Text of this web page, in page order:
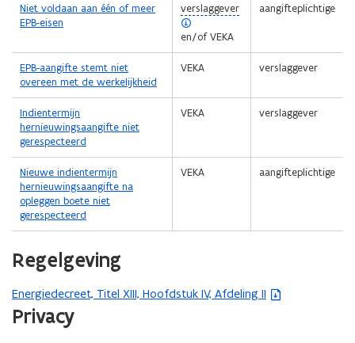
t
)
Niet voldaan aan één of meer
EPB-eisen
verslaggever
(
o
p
e
n
f
en/of VEKA
aangifteplichtige
EPB-aangifte stemt niet
overeen met de werkelijkheid
VEKA verslaggever
Indientermijn
hernieuwingsaangifte niet
gerespecteerd
VEKA verslaggever
Nieuwe indientermijn
hernieuwingsaangifte na
opleggen boete niet
gerespecteerd
VEKA aangifteplichtige
Regelgeving
Energiedecreet, Titel XIII, Hoofdstuk IV, Afdeling II
(
b
Privacy